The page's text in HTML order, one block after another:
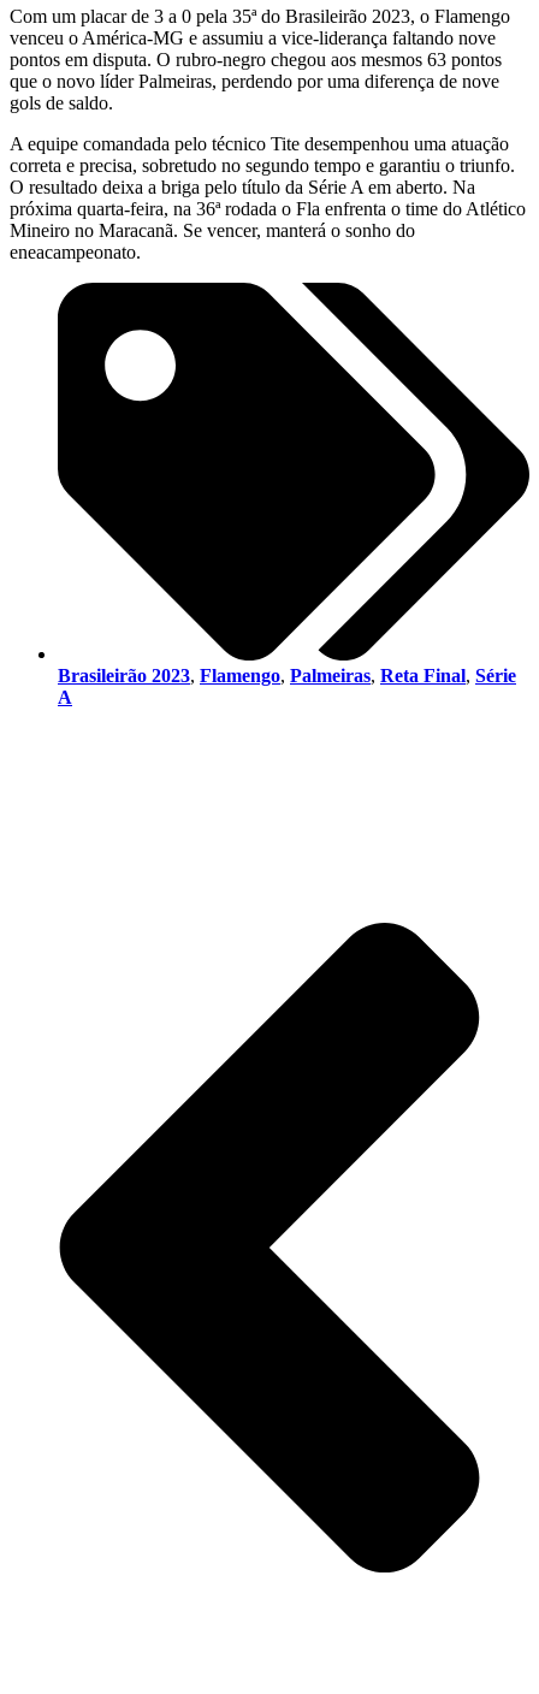
Com um placar de 3 a 0 pela 35ª do Brasileirão 2023, o Flamengo
venceu o América-MG e assumiu a vice-liderança faltando nove
pontos em disputa. O rubro-negro chegou aos mesmos 63 pontos
que o novo líder Palmeiras, perdendo por uma diferença de nove
gols de saldo.
A equipe comandada pelo técnico Tite desempenhou uma atuação
correta e precisa, sobretudo no segundo tempo e garantiu o triunfo.
O resultado deixa a briga pelo título da Série A em aberto. Na
próxima quarta-feira, na 36ª rodada o Fla enfrenta o time do Atlético
Mineiro no Maracanã. Se vencer, manterá o sonho do
eneacampeonato.
Brasileirão 2023, Flamengo, Palmeiras, Reta Final, Série
A